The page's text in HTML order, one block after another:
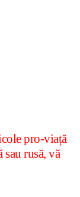
pro-viață
rusă, vă